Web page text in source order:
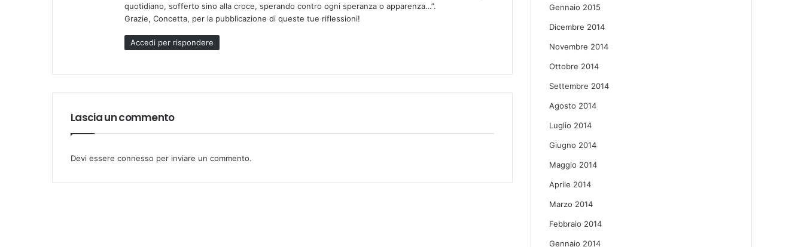
quotidiano, sofferto sino alla croce, sperando contro ogni speranza o apparenza…”.
Grazie, Concetta, per la pubblicazione di queste tue riflessioni!
Accedi per rispondere
Lascia un commento
Devi essere connesso per inviare un commento.
Gennaio 2015
Dicembre 2014
Novembre 2014
Ottobre 2014
Settembre 2014
Agosto 2014
Luglio 2014
Giugno 2014
Maggio 2014
Aprile 2014
Marzo 2014
Febbraio 2014
Gennaio 2014